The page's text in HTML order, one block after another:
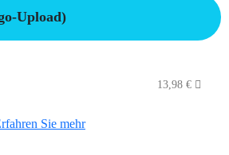
Upload)
13,98 €
Sie mehr